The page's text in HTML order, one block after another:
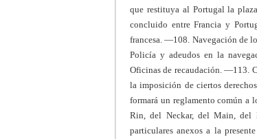
que restituya al Portugal la
concluido entre Francia y
francesa. —108. Navegación de
Policía y adeudos en la
Oficinas de recaudación. —113.
la imposición de ciertos
formará un reglamento común a
Rin, del Neckar, del Main, del
particulares anexos a la